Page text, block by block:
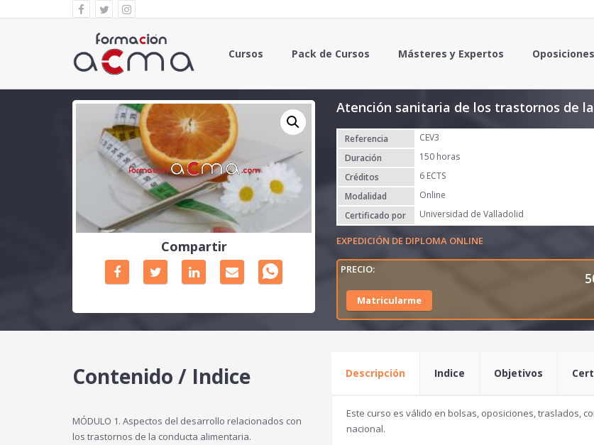
Cursos Pack de Cursos Másteres y Expertos Oposiciones
Compartir
Atención sanitaria de los trastornos de
Referencia
CEV3
Duración
150 horas
Créditos
6 ECTS
Modalidad
Online
Certificado por
Universidad de Valladolid
EXPEDICIÓN DE DIPLOMA ONLINE
Matricularme
Contenido / Indice
MÓDULO 1. Aspectos del desarrollo relacionados con
los trastornos de la conducta alimentaria.
Descripción Indice Objetivos
Este curso es válido en bolsas, oposiciones, traslados,
nacional.